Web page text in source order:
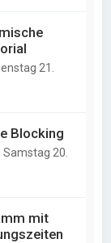
21.
Blocking
Samstag 20.
mit